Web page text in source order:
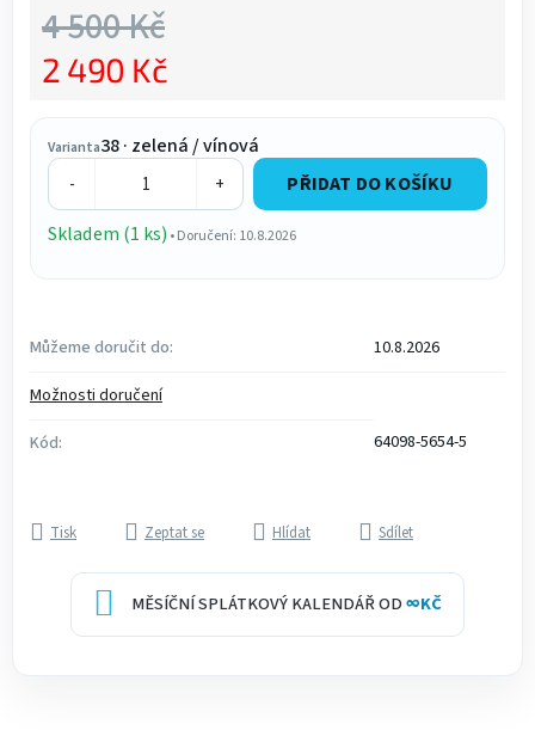
Varianta38 · zelená / vínová
- +
PŘIDAT DO KOŠÍKU
Skladem (1 ks) • Doručení: 10.8.2026
Můžeme doručit do:
10.8.2026
Možnosti doručení
Kód:
64098-5654-5
4 500 Kč
2 490 Kč
Tisk Zeptat se Hlídat Sdílet
MĚSÍČNÍ SPLÁTKOVÝ KALENDÁŘ OD∞KČ